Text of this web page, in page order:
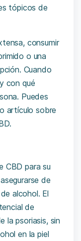
tópicos de
consumir
o una
Cuando
con qué
Puedes
artículo sobre
.
CBD para su
de
alcohol. El
de
la psoriasis, sin
en la piel